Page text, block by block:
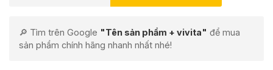
🔎 Tìm trên Google "Tên sản phẩm + vivita" để mua
sản phẩm chính hãng nhanh nhất nhé!